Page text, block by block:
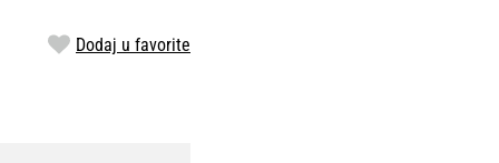
Dodaj u favorite